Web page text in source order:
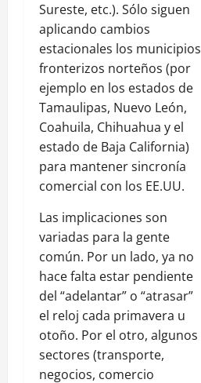
Sureste, etc.). Sólo siguen
aplicando cambios
estacionales los municipios
fronterizos norteños (por
ejemplo en los estados de
Tamaulipas, Nuevo León,
Coahuila, Chihuahua y el
estado de Baja California)
para mantener sincronía
comercial con los EE.UU.
Las implicaciones son
variadas para la gente
común. Por un lado, ya no
hace falta estar pendiente
del “adelantar” o “atrasar”
el reloj cada primavera u
otoño. Por el otro, algunos
sectores (transporte,
negocios, comercio